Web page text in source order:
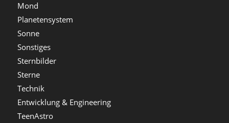
Mond
Planetensystem
Sonne
Sonstiges
Sternbilder
Sterne
Technik
Entwicklung & Engineering
TeenAstro